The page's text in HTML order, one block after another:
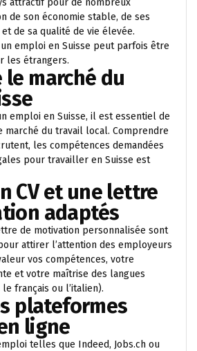
attractif pour de nombreux
de son économie stable, de ses
de sa qualité de vie élevée.
emploi en Suisse peut parfois être
les étrangers.
marché du
emploi en Suisse, il est essentiel de
marché du travail local. Comprendre
les compétences demandées
pour travailler en Suisse est
CV et une lettre
adaptés
de motivation personnalisée sont
attirer l’attention des employeurs
vos compétences, votre
et votre maîtrise des langues
français ou l’italien).
plateformes
ligne
telles que Indeed, Jobs.ch ou